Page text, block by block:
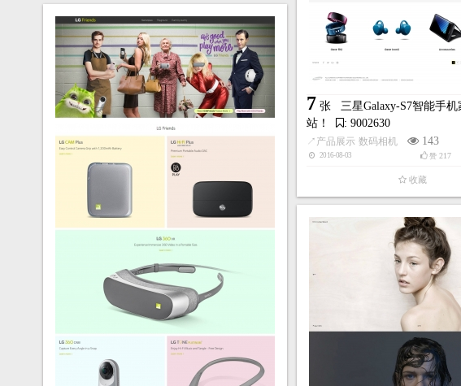
7 张 三星Galaxy-S7智能手机
站！
: 9002630
↗ 产品展示 数码相机 143
2016-08-03 赞 217
收藏